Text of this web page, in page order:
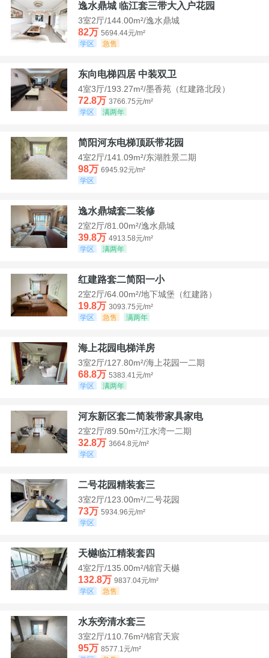
逸水鼎城 临江套三带大入户花园
3室2厅/144.00m²/逸水鼎城
82万 5694.44元/m²
学区
急售
东向电梯四居 中装双卫
4室3厅/193.27m²/墨香苑（红建路北段）
72.8万 3766.75元/m²
学区
满两年
简阳河东电梯顶跃带花园
4室2厅/141.09m²/东湖胜景二期
98万 6945.92元/m²
学区
逸水鼎城套二装修
2室2厅/81.00m²/逸水鼎城
39.8万 4913.58元/m²
学区
满两年
红建路套二简阳一小
2室2厅/64.00m²/地下城堡（红建路）
19.8万 3093.75元/m²
学区
急售 满两年
海上花园电梯洋房
3室2厅/127.80m²/海上花园一二期
68.8万 5383.41元/m²
学区
满两年
河东新区套二简装带家具家电
2室2厅/89.50m²/江水湾一二期
32.8万 3664.8元/m²
学区
二号花园精装套三
3室2厅/123.00m²/二号花园
73万 5934.96元/m²
学区
天樾临江精装套四
4室2厅/135.00m²/锦官天樾
132.8万 9837.04元/m²
学区
急售
水东旁清水套三
3室2厅/110.76m²/锦官天宸
95万 8577.1元/m²